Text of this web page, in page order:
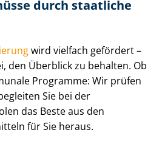
durch staatliche
wird vielfach gefördert –
den Überblick zu behalten. Ob
Programme: Wir prüfen
Sie bei der
das Beste aus den
für Sie heraus.